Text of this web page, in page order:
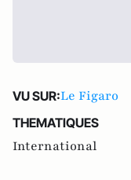
VU SUR:Le Figaro
THEMATIQUES
International